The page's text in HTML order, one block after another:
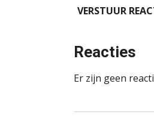
VERSTUUR
Reacties
Er zijn geen